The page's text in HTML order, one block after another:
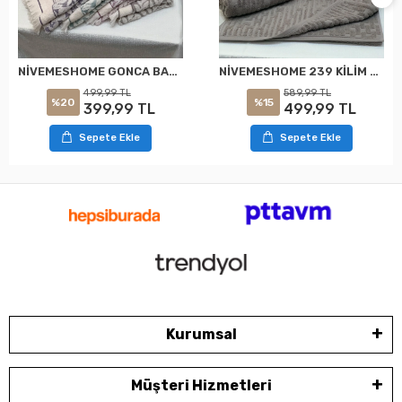
NİVEMESHOME GONCA BAHAR ASORTİ HAVLU
%20
499,99 TL
399,99 TL
Sepete Ekle
NİVEMESHOME 239 KİLİM GRİ HAVLU NURPAK
%15
589,99 TL
499,99 TL
Sepete Ekle
Kurumsal
Müşteri Hizmetleri